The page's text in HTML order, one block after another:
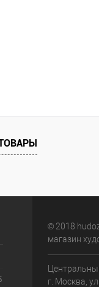
© 2018
магазин
г. Москва,